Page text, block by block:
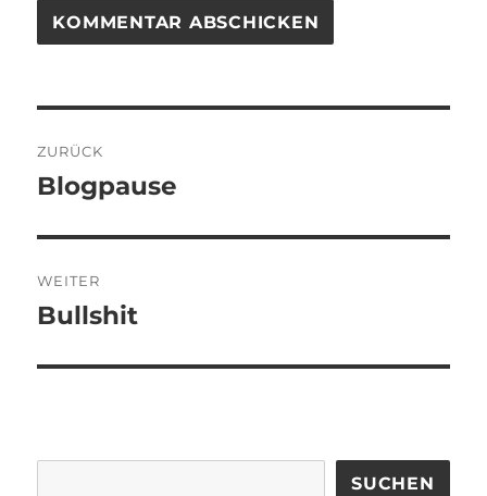
ZURÜCK
Vorheriger
Blogpause
WEITER
Nächster
Bullshit
SUCHEN